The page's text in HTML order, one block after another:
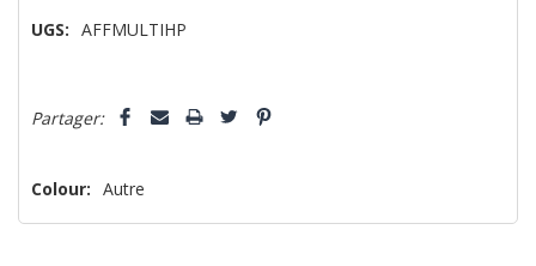
UGS: AFFMULTIHP
vous!
n’en
reste
Partager:
Colour: Autre